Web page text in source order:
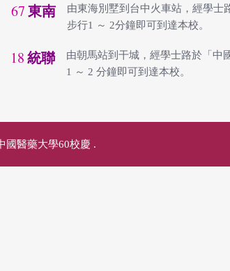
67 東南
由東海別墅到台中火車站，經學士
步行1 ～ 2分鐘即可到達本校。
18 統聯
由朝馬站到干城，經學士路於「中
1 ～ 2 分鐘即可到達本校。
國醫藥大學60校慶